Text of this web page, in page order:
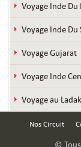
Voyage Inde Du
Voyage Inde Du
Voyage Gujarat
Voyage Inde
Voyage au
Nos Circuit
© Tous